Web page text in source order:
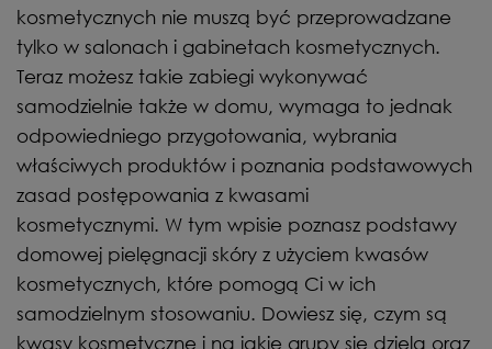
kosmetycznych nie muszą być przeprowadzane
tylko w salonach i gabinetach kosmetycznych.
Teraz możesz takie zabiegi wykonywać
samodzielnie także w domu, wymaga to jednak
odpowiedniego przygotowania, wybrania
właściwych produktów i poznania podstawowych
zasad postępowania z kwasami
kosmetycznymi. W tym wpisie poznasz podstawy
domowej pielęgnacji skóry z użyciem kwasów
kosmetycznych, które pomogą Ci w ich
samodzielnym stosowaniu. Dowiesz się, czym są
kwasy kosmetyczne i na jakie grupy się dzielą oraz